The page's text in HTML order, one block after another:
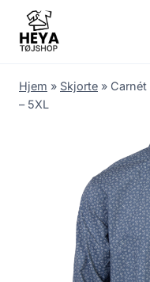
content
Hjem » Skjorte » Carnét
– 5XL